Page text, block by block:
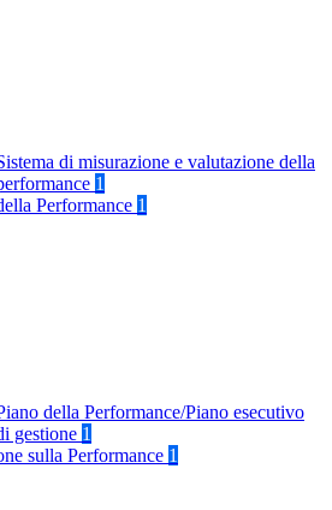
di misurazione e valutazione della
1
Performance 1
della Performance/Piano esecutivo
gestione 1
sulla Performance 1